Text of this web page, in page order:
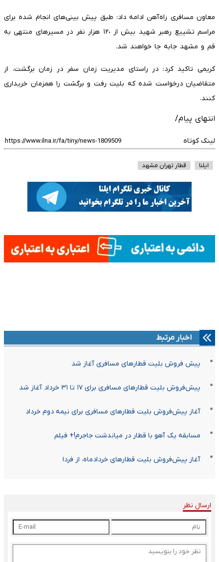
معاون مسافری راه‌آهن ادامه داد: طبق پیش بینی‌های انجام شده برای
مراسم تشییع رهبر شهید بیش از ١٢٠ هزار نفر در مسیرهای منتهی به
قم و مشهد جابه جا خواهند شد.
کریمی تاکید کرد: در راستای مدیریت زمان سفر در زمان برگشت، از
متقاضیان درخواست شده که بلیت رفت و برگشت را همزمان خریداری
کنند.
انتهای پیام/
لینک کوتاه
ایلنا قطار تهران مشهد
اخبار مرتبط
پیش فروش بلیت قطار‌های مسافری آغاز شد
پیش‌فروش بلیت قطار‌های مسافری برای ۱۷ تا ۳۱ خرداد آغاز شد
آغاز پیش‌فروش بلیت قطار‌های مسافری برای نیمه دوم خرداد
مسابقه یک آهو با قطار در میاندشت جاجرم!+ فیلم
آغاز پیش‌فروش بلیت قطار‌های خردادماه، از فردا
ارسال نظر